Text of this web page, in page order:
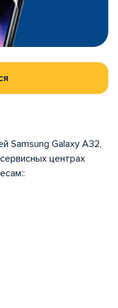
Samsung Galaxy A32,
центрах